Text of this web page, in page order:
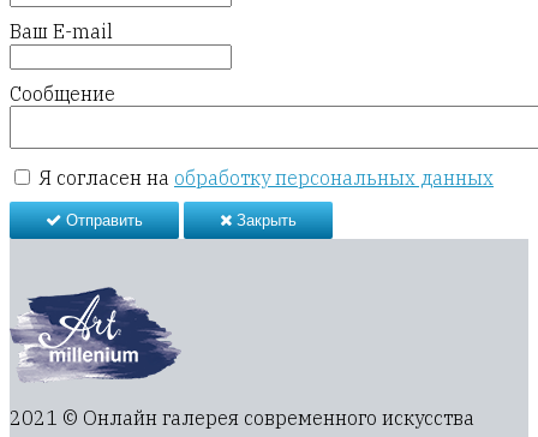
Ваш E-mail
Сообщение
Я согласен на обработку персональных данных
Отправить Закрыть
2021 © Онлайн галерея современного искусства